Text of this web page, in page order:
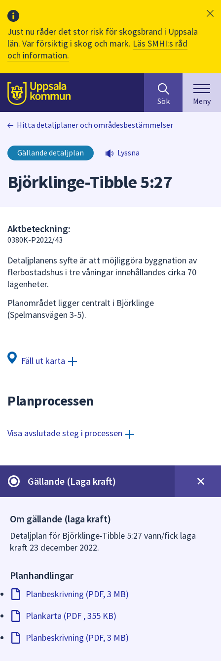
Just nu råder det stor risk för skogsbrand i Uppsala
län. Var försiktig i skog och mark. Läs SMHI:s råd
och information.
Till sidans
huvudinnehåll
efter
innehåll
på
webbplatsen.
i
under
fältet.
för
Sök Meny
Hitta detaljplaner och områdesbestämmelser
Gällande detaljplan Lyssna
Björklinge-Tibble 5:27
Aktbeteckning:
0380K-P2022/43
Detaljplanens syfte är att möjliggöra byggnation av
flerbostadshus i tre våningar innehållandes cirka 70
lägenheter.
Planområdet ligger centralt i Björklinge
(Spelmansvägen 3-5).
Fäll ut karta
Planprocessen
Visa avslutade steg i processen
Gällande (Laga kraft)
Om gällande (laga kraft)
Detaljplan för Björklinge-Tibble 5:27 vann/fick laga
kraft 23 december 2022.
Planhandlingar
Planbeskrivning (PDF, 3 MB)
Plankarta (PDF , 355 KB)
Planbeskrivning (PDF, 3 MB)